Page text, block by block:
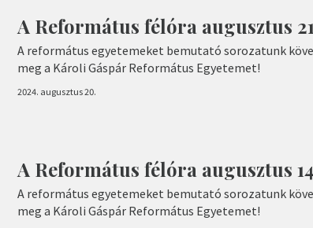
A Református félóra augusztus
A református egyetemeket bemutató sorozatunk
meg a Károli Gáspár Református Egyetemet!
2024. augusztus 20.
A Református félóra augusztus
A református egyetemeket bemutató sorozatunk
meg a Károli Gáspár Református Egyetemet!